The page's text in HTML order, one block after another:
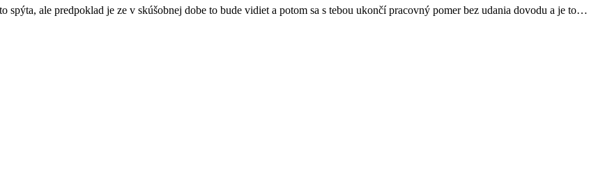
spýta, ale predpoklad je ze v skúšobnej dobe to bude vidiet a potom sa s tebou ukončí pracovný pomer bez udania dovodu a je to…